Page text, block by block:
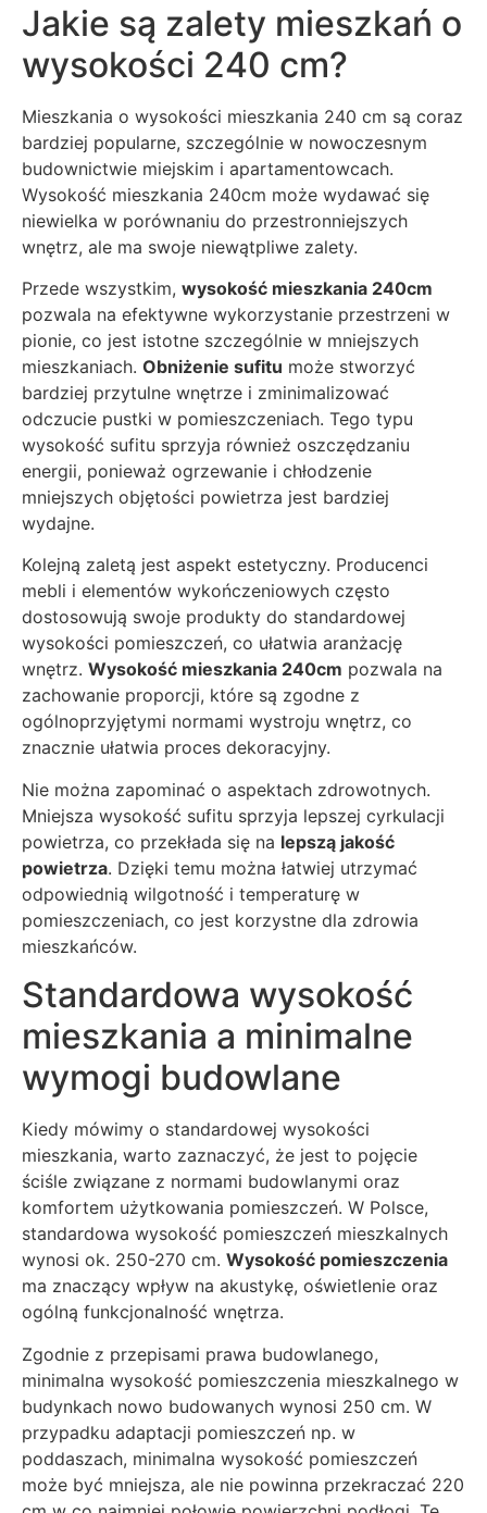
Jakie są zalety mieszkań o
wysokości 240 cm?
Mieszkania o wysokości mieszkania 240 cm są coraz
bardziej popularne, szczególnie w nowoczesnym
budownictwie miejskim i apartamentowcach.
Wysokość mieszkania 240cm może wydawać się
niewielka w porównaniu do przestronniejszych
wnętrz, ale ma swoje niewątpliwe zalety.
Przede wszystkim, wysokość mieszkania 240cm
pozwala na efektywne wykorzystanie przestrzeni w
pionie, co jest istotne szczególnie w mniejszych
mieszkaniach. Obniżenie sufitu może stworzyć
bardziej przytulne wnętrze i zminimalizować
odczucie pustki w pomieszczeniach. Tego typu
wysokość sufitu sprzyja również oszczędzaniu
energii, ponieważ ogrzewanie i chłodzenie
mniejszych objętości powietrza jest bardziej
wydajne.
Kolejną zaletą jest aspekt estetyczny. Producenci
mebli i elementów wykończeniowych często
dostosowują swoje produkty do standardowej
wysokości pomieszczeń, co ułatwia aranżację
wnętrz. Wysokość mieszkania 240cm pozwala na
zachowanie proporcji, które są zgodne z
ogólnoprzyjętymi normami wystroju wnętrz, co
znacznie ułatwia proces dekoracyjny.
Nie można zapominać o aspektach zdrowotnych.
Mniejsza wysokość sufitu sprzyja lepszej cyrkulacji
powietrza, co przekłada się na lepszą jakość
powietrza. Dzięki temu można łatwiej utrzymać
odpowiednią wilgotność i temperaturę w
pomieszczeniach, co jest korzystne dla zdrowia
mieszkańców.
Standardowa wysokość
mieszkania a minimalne
wymogi budowlane
Kiedy mówimy o standardowej wysokości
mieszkania, warto zaznaczyć, że jest to pojęcie
ściśle związane z normami budowlanymi oraz
komfortem użytkowania pomieszczeń. W Polsce,
standardowa wysokość pomieszczeń mieszkalnych
wynosi ok. 250-270 cm. Wysokość pomieszczenia
ma znaczący wpływ na akustykę, oświetlenie oraz
ogólną funkcjonalność wnętrza.
Zgodnie z przepisami prawa budowlanego,
minimalna wysokość pomieszczenia mieszkalnego w
budynkach nowo budowanych wynosi 250 cm. W
przypadku adaptacji pomieszczeń np. w
poddaszach, minimalna wysokość pomieszczeń
może być mniejsza, ale nie powinna przekraczać 220